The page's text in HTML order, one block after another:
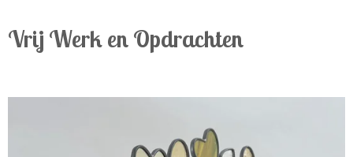
Vrij Werk en Opdrachten